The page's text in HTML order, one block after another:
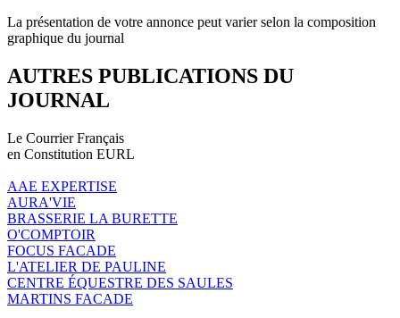
La présentation de votre annonce peut varier selon la composition
graphique du journal
AUTRES PUBLICATIONS DU
JOURNAL
Le Courrier Français
en Constitution EURL
AAE EXPERTISE
AURA'VIE
BRASSERIE LA BURETTE
O'COMPTOIR
FOCUS FACADE
L'ATELIER DE PAULINE
CENTRE ÉQUESTRE DES SAULES
MARTINS FACADE